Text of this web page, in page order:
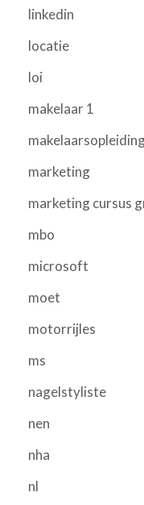
linkedin
locatie
loi
makelaar 1
marketing
marketing cursus
mbo
microsoft
moet
motorrijles
ms
nagelstyliste
nen
nha
nl